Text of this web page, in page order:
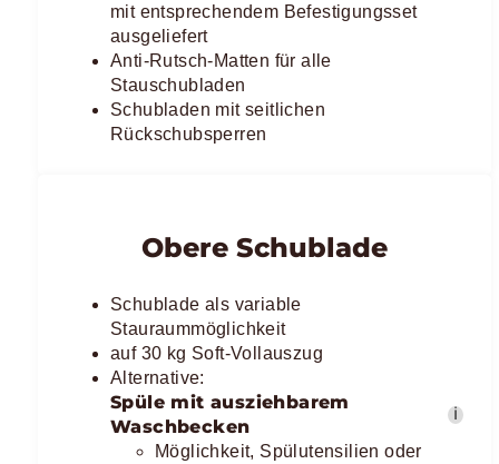
mit entsprechendem Befestigungsset
ausgeliefert
Anti-Rutsch-Matten für alle
Stauschubladen
Schubladen mit seitlichen
Rückschubsperren
Obere Schublade
Schublade als variable
Stauraummöglichkeit
auf 30 kg Soft-Vollauszug
Alternative:
Spüle mit ausziehbarem
Waschbecken
ℹ
Möglichkeit, Spülutensilien oder